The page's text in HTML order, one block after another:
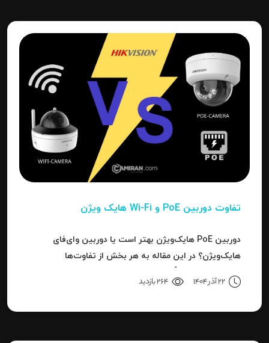
تفاوت دوربین PoE و Wi-Fi هایک‌ ویژن
دوربین PoE هایک‌ویژن بهتر است یا دوربین وای‌فای
هایک‌ویژن؟ در این مقاله به هر بخش از تفاوت‌ها
بهترین انتخاب است.
22 آذر 1404 264 بازدید